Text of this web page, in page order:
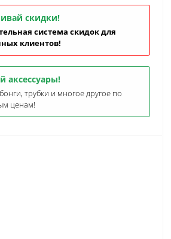
скидки!
система скидок для
клиентов!
аксессуары!
трубки и многое другое по
ценам!